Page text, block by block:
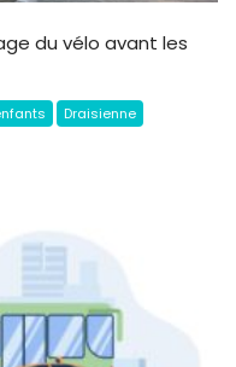
du vélo avant les
Draisienne